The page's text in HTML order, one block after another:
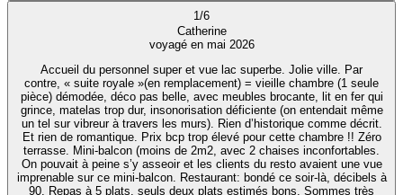
1/6
Catherine
voyagé en mai 2026
Accueil du personnel super et vue lac superbe. Jolie ville. Par
contre, « suite royale »(en remplacement) = vieille chambre (1 seule
pièce) démodée, déco pas belle, avec meubles brocante, lit en fer qui
grince, matelas trop dur, insonorisation déficiente (on entendait même
un tel sur vibreur à travers les murs). Rien d’historique comme décrit.
Et rien de romantique. Prix bcp trop élevé pour cette chambre !! Zéro
terrasse. Mini-balcon (moins de 2m2, avec 2 chaises inconfortables.
On pouvait à peine s’y asseoir et les clients du resto avaient une vue
imprenable sur ce mini-balcon. Restaurant: bondé ce soir-là, décibels à
90. Repas à 5 plats, seuls deux plats estimés bons. Sommes très